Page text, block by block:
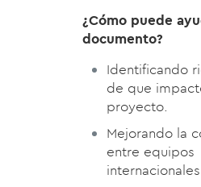
¿Cómo puede
documento?
Identificando
de que
proyecto.
Mejorando la
entre equipos